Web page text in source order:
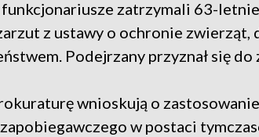
zatrzymali 63-
z ustawy o ochronie zwierząt,
Podejrzany przyznał się do
wnioskują o
w postaci